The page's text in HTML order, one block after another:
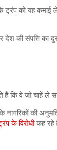
ट्रंप को यह
देश की संपत्ति का
हैं कि वे जो चाहें ले
की
के विरोधीकह रहे